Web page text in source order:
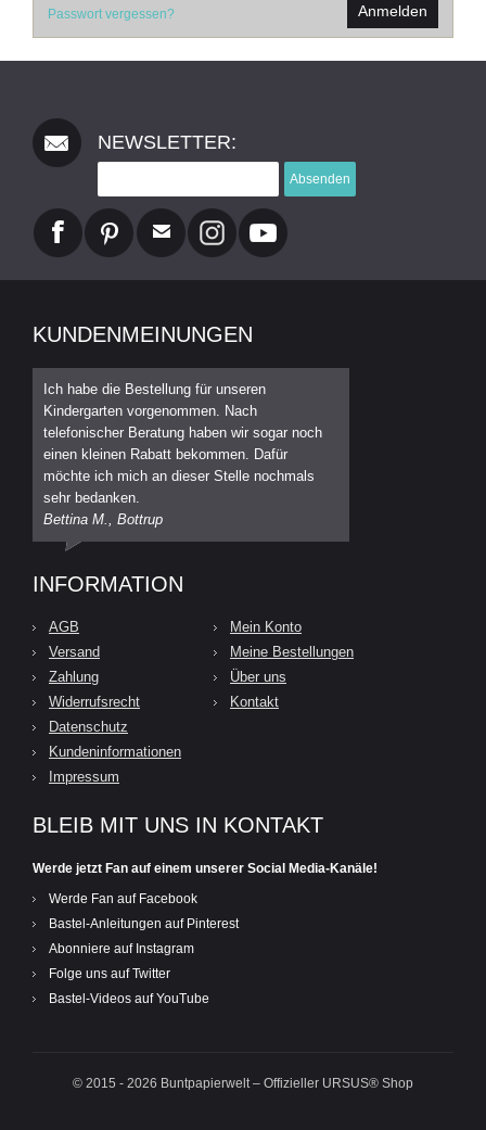
Passwort vergessen? Anmelden
NEWSLETTER:
Absenden
KUNDENMEINUNGEN
Ich habe die Bestellung für unseren
Kindergarten vorgenommen. Nach
telefonischer Beratung haben wir sogar noch
einen kleinen Rabatt bekommen. Dafür
möchte ich mich an dieser Stelle nochmals
sehr bedanken.
Bettina M., Bottrup
INFORMATION
AGB
Versand
Zahlung
Widerrufsrecht
Datenschutz
Kundeninformationen
Impressum
Mein Konto
Meine Bestellungen
Über uns
Kontakt
BLEIB MIT UNS IN KONTAKT
Werde jetzt Fan auf einem unserer Social Media-Kanäle!
Werde Fan auf Facebook
Bastel-Anleitungen auf Pinterest
Abonniere auf Instagram
Folge uns auf Twitter
Bastel-Videos auf YouTube
© 2015 - 2026 Buntpapierwelt – Offizieller URSUS® Shop